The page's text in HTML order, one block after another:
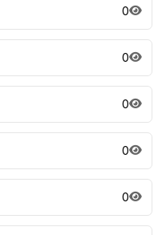
0
0
0
0
0